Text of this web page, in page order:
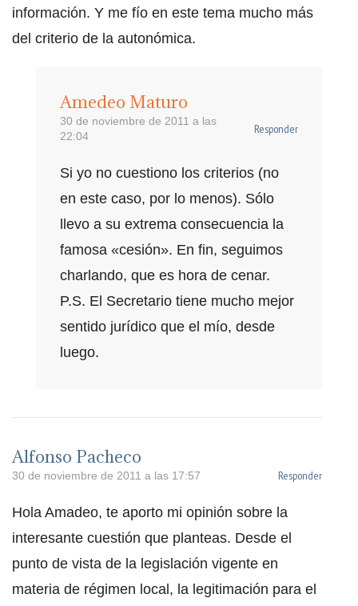
información. Y me fío en este tema mucho más
del criterio de la autonómica.
Amedeo Maturo
30 de noviembre de 2011 a las
22:04
Responder
Si yo no cuestiono los criterios (no
en este caso, por lo menos). Sólo
llevo a su extrema consecuencia la
famosa «cesión». En fin, seguimos
charlando, que es hora de cenar.
P.S. El Secretario tiene mucho mejor
sentido jurídico que el mío, desde
luego.
Alfonso Pacheco
30 de noviembre de 2011 a las 17:57 Responder
Hola Amadeo, te aporto mi opinión sobre la
interesante cuestión que planteas. Desde el
punto de vista de la legislación vigente en
materia de régimen local, la legitimación para el